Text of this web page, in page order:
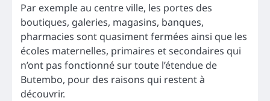
Par exemple au centre ville, les portes des
boutiques, galeries, magasins, banques,
pharmacies sont quasiment fermées ainsi que les
écoles maternelles, primaires et secondaires qui
n’ont pas fonctionné sur toute l’étendue de
Butembo, pour des raisons qui restent à
découvrir.